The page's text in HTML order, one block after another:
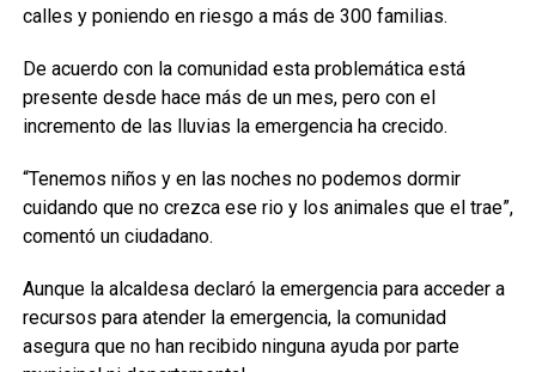
calles y poniendo en riesgo a más de 300 familias.
De acuerdo con la comunidad esta problemática está
presente desde hace más de un mes, pero con el
incremento de las lluvias la emergencia ha crecido.
“Tenemos niños y en las noches no podemos dormir
cuidando que no crezca ese rio y los animales que el trae”,
comentó un ciudadano.
Aunque la alcaldesa declaró la emergencia para acceder a
recursos para atender la emergencia, la comunidad
asegura que no han recibido ninguna ayuda por parte